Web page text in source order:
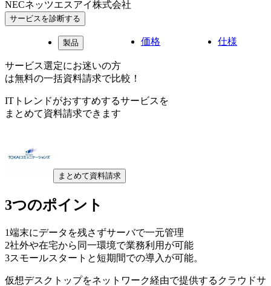
NECネッツエスアイ株式会社
サービスを診断する
製品 価格 仕様
サービス選定にお迷いの方
は無料の一括資料請求で比較！
ITトレンドがおすすめするサービスを
まとめて資料請求できます
まとめて資料請求
3つのポイント
1端末にデータを残さずサーバで一元管理
2社外や在宅から同一環境で業務利用が可能
3スモールスタートと短期間での導入が可能。
仮想デスクトップをネットワーク経由で提供するクラウドサ